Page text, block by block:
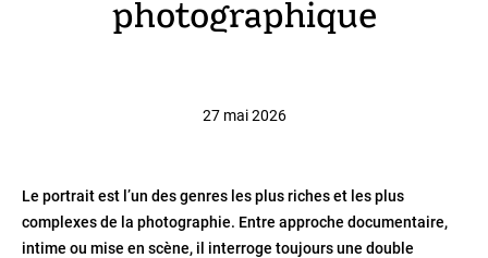
photographique
27 mai 2026
Le portrait est l’un des genres les plus riches et les plus
complexes de la photographie. Entre approche documentaire,
intime ou mise en scène, il interroge toujours une double